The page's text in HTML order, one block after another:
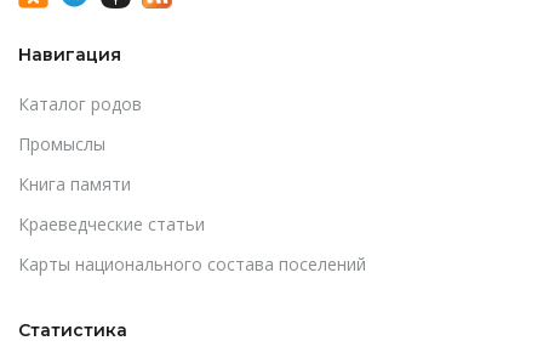
Навигация
Каталог родов
Промыслы
Книга памяти
Краеведческие статьи
Карты национального состава поселений
Статистика